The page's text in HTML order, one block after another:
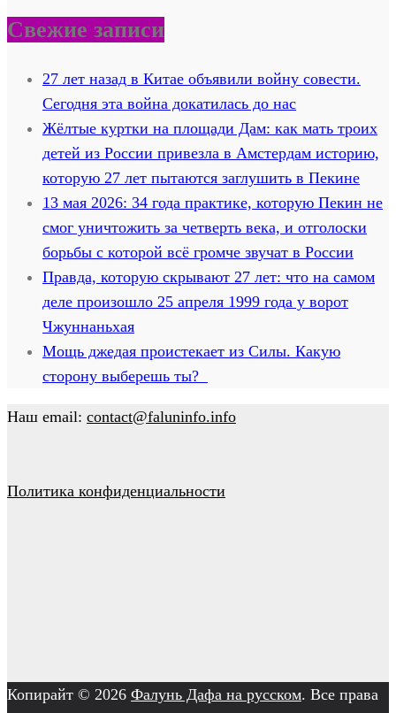
Свежие записи
27 лет назад в Китае объявили войну совести.
Сегодня эта война докатилась до нас
Жёлтые куртки на площади Дам: как мать троих
детей из России привезла в Амстердам историю,
которую 27 лет пытаются заглушить в Пекине
13 мая 2026: 34 года практике, которую Пекин не
смог уничтожить за четверть века, и отголоски
борьбы с которой всё громче звучат в России
Правда, которую скрывают 27 лет: что на самом
деле произошло 25 апреля 1999 года у ворот
Чжуннаньхая
Мощь джедая проистекает из Силы. Какую
сторону выберешь ты?
Наш email: contact@faluninfo.info
Политика конфиденциальности
Копирайт © 2026 Фалунь Дафа на русском. Все права